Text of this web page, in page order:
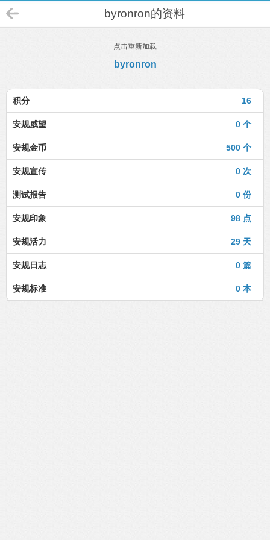
byronron的资料
点击重新加载
byronron
16
积分
0 个
安规威望
500 个
安规金币
0 次
安规宣传
0 份
测试报告
98 点
安规印象
29 天
安规活力
0 篇
安规日志
0 本
安规标准